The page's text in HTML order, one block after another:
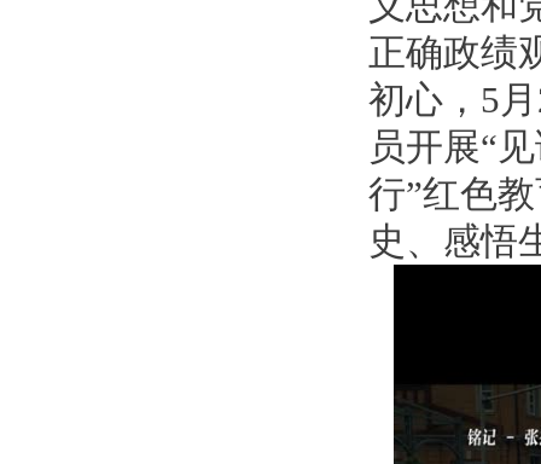
正确政绩
初心， 5
员开展“
行”红色
史、感悟